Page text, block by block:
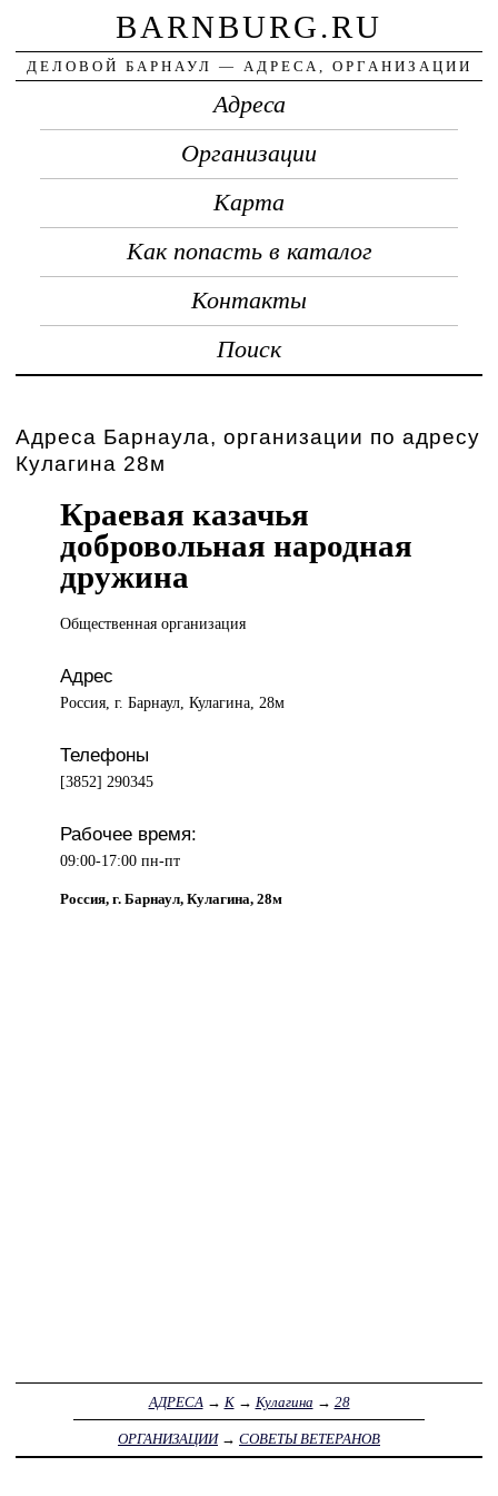
BARNBURG.RU
ДЕЛОВОЙ БАРНАУЛ — АДРЕСА, ОРГАНИЗАЦИИ
Адреса
Организации
Карта
Как попасть в каталог
Контакты
Поиск
Адреса Барнаула, организации по адресу
Кулагина 28м
Краевая казачья
добровольная народная
дружина
Общественная организация
Адрес
Россия, г. Барнаул, Кулагина, 28м
Телефоны
[3852] 290345
Рабочее время:
09:00-17:00 пн-пт
Россия, г. Барнаул, Кулагина, 28м
АДРЕСА → К→ Кулагина → 28
ОРГАНИЗАЦИИ→ СОВЕТЫ ВЕТЕРАНОВ